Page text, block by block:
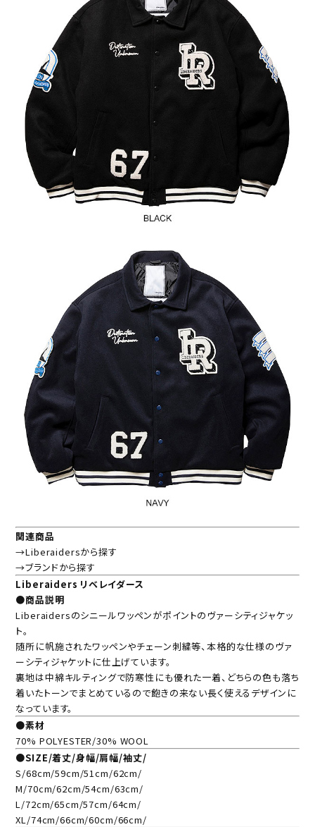
関連商品
→Liberaidersから探す
→ブランドから探す
Liberaiders リベレイダース
●商品説明
Liberaidersのシニールワッペンがポイントのヴァーシティジャケッ
ト。
随所に帆施されたワッペンやチェーン刺繍等、本格的な仕様のヴァ
ーシティジャケットに仕上げています。
裏地は中綿キルティングで防寒性にも優れた一着、どちらの色も落ち
着いたトーンでまとめているので飽きの来ない長く使えるデザインに
なっています。
●素材
70% POLYESTER/30% WOOL
●SIZE/着丈/身幅/肩幅/袖丈/
S/68cm/59cm/51cm/62cm/
M/70cm/62cm/54cm/63cm/
L/72cm/65cm/57cm/64cm/
XL/74cm/66cm/60cm/66cm/